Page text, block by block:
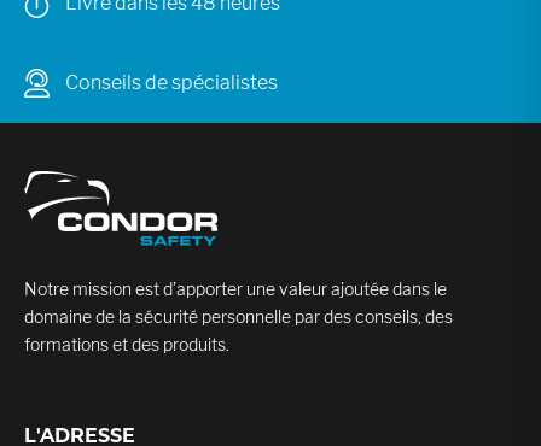
Conseils de spécialistes
Notre mission est d’apporter une valeur ajoutée dans le
domaine de la sécurité personnelle par des conseils, des
formations et des produits.
L'ADRESSE